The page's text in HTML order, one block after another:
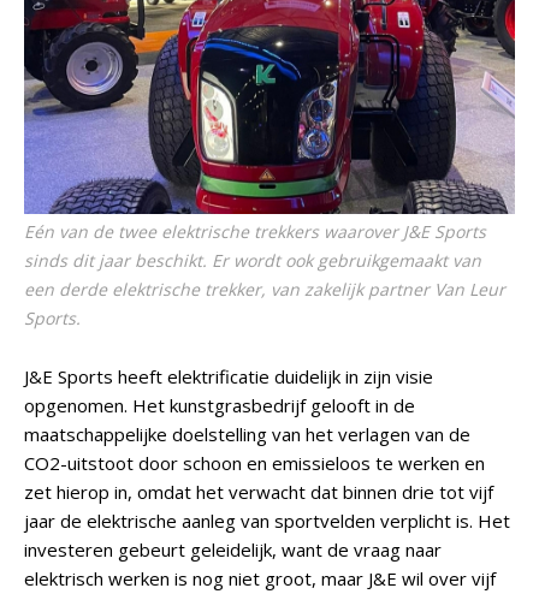
Eén van de twee elektrische trekkers waarover J&E Sports
sinds dit jaar beschikt. Er wordt ook gebruikgemaakt van
een derde elektrische trekker, van zakelijk partner Van Leur
Sports.
J&E Sports heeft elektrificatie duidelijk in zijn visie
opgenomen. Het kunstgrasbedrijf gelooft in de
maatschappelijke doelstelling van het verlagen van de
CO2-uitstoot door schoon en emissieloos te werken en
zet hierop in, omdat het verwacht dat binnen drie tot vijf
jaar de elektrische aanleg van sportvelden verplicht is. Het
investeren gebeurt geleidelijk, want de vraag naar
elektrisch werken is nog niet groot, maar J&E wil over vijf